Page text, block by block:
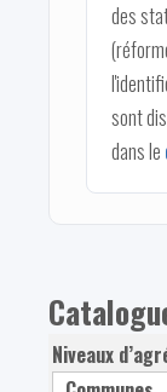
des
sont
dans le
Niveaux